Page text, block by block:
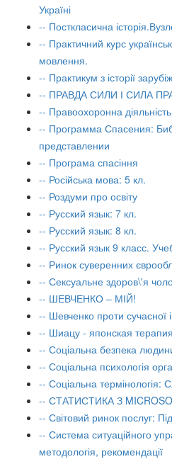
Україні
-- Посткласична
-- Практичний курс
мовлення.
-- Практикум з історії
-- ПРАВДА СИЛИ І СИЛА
-- Правоохоронна діяльність
-- Программа Спасения:
представлении
-- Програма спасіння
-- Російська мова: 5 кл.
-- Роздуми про освіту
-- Русский язык: 7 кл.
-- Русский язык: 8 кл.
-- Русский язык 9 класс.
-- Ринок суверенних
-- Сексуальне здоров\'я
-- ШЕВЧЕНКО – МІЙ!
-- Шевченко проти сучасної
-- Шиацу - японская терапия
-- Соціальна безпека
-- Соціальна психологія
-- Соціальна термінологія:
-- СТАТИСТИКА З
-- Світовий ринок послуг:
-- Система ситуаційного
методологія, рекомендації